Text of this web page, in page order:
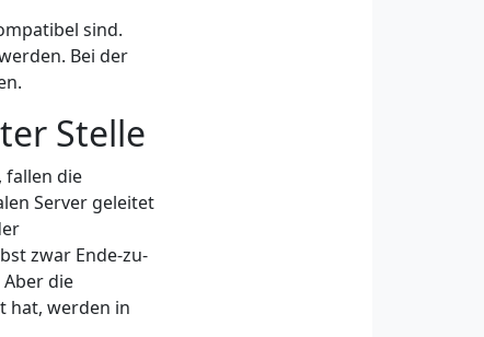
sind.
Bei der
Stelle
fallen die
Server geleitet
zwar Ende-zu-
die
hat, werden in